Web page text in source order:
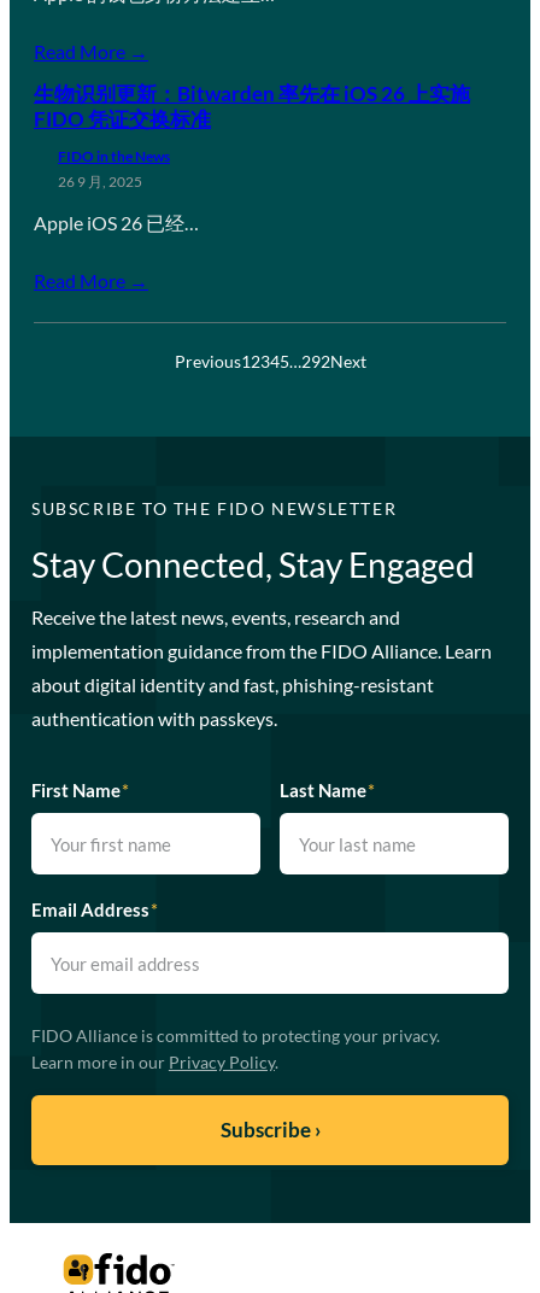
Read More →
生物识别更新：Bitwarden 率先在 iOS 26 上实施
FIDO 凭证交换标准
FIDO in the News
26 9 月, 2025
Apple iOS 26 已经…
Read More →
Previous12345…292Next
SUBSCRIBE TO THE FIDO NEWSLETTER
Stay Connected, Stay Engaged
Receive the latest news, events, research and
implementation guidance from the FIDO Alliance. Learn
about digital identity and fast, phishing-resistant
authentication with passkeys.
First Name* Last Name*
Email Address*
FIDO Alliance is committed to protecting your privacy.
Learn more in our Privacy Policy.